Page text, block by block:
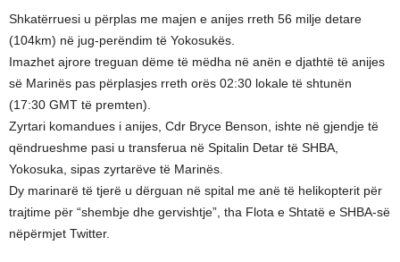
Shkatërruesi u përplas me majen e anijes rreth 56 milje detare
(104km) në jug-perëndim të Yokosukës.
Imazhet ajrore treguan dëme të mëdha në anën e djathtë të anijes
së Marinës pas përplasjes rreth orës 02:30 lokale të shtunën
(17:30 GMT të premten).
Zyrtari komandues i anijes, Cdr Bryce Benson, ishte në gjendje të
qëndrueshme pasi u transferua në Spitalin Detar të SHBA,
Yokosuka, sipas zyrtarëve të Marinës.
Dy marinarë të tjerë u dërguan në spital me anë të helikopterit për
trajtime për “shembje dhe gervishtje”, tha Flota e Shtatë e SHBA-së
nëpërmjet Twitter.